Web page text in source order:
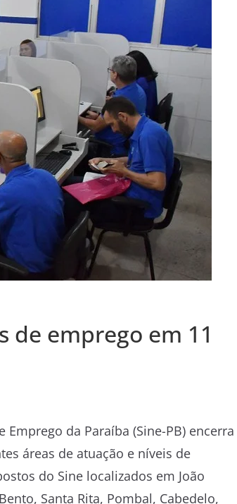
de emprego em 11
da Paraíba (Sine-PB) encerra
áreas de atuação e níveis de
do Sine localizados em João
Santa Rita, Pombal, Cabedelo,